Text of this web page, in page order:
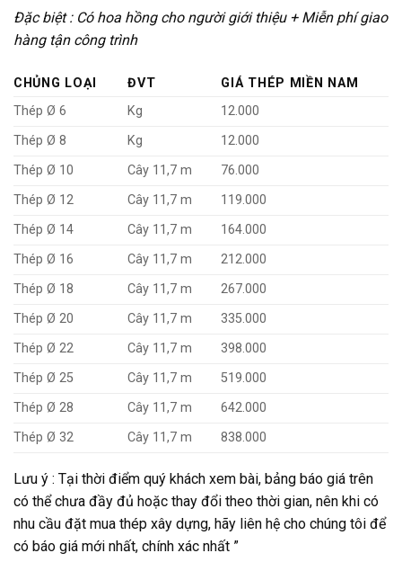
Đặc biệt : Có hoa hồng cho người giới thiệu + Miễn phí giao
hàng tận công trình
CHỦNG LOẠI ĐVT
GIÁ THÉP MIỀN NAM
Thép Ø 6
Kg
12.000
Thép Ø 8
Kg
12.000
Thép Ø 10
Cây 11,7 m
76.000
Thép Ø 12
Cây 11,7 m
119.000
Thép Ø 14
Cây 11,7 m
164.000
Thép Ø 16
Cây 11,7 m
212.000
Thép Ø 18
Cây 11,7 m
267.000
Thép Ø 20
Cây 11,7 m
335.000
Thép Ø 22
Cây 11,7 m
398.000
Thép Ø 25
Cây 11,7 m
519.000
Thép Ø 28
Cây 11,7 m
642.000
Thép Ø 32
Cây 11,7 m 838.000
Lưu ý : Tại thời điểm quý khách xem bài, bảng báo giá trên
có thể chưa đầy đủ hoặc thay đổi theo thời gian, nên khi có
nhu cầu đặt mua thép xây dựng, hãy liên hệ cho chúng tôi để
có báo giá mới nhất, chính xác nhất ”